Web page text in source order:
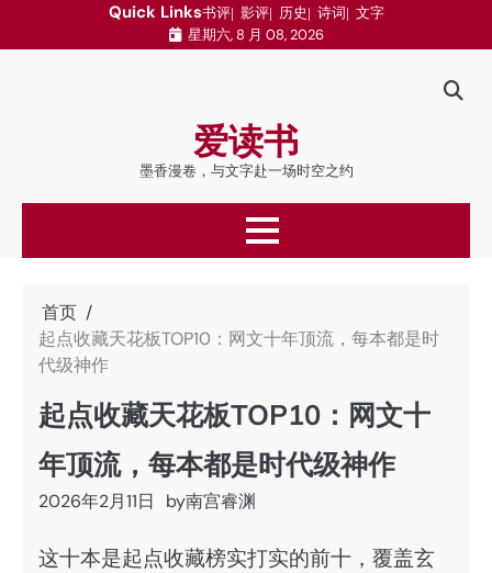
Quick Links书评 影评 历史 诗词 文字
星期六, 8 月 08, 2026
爱读书
墨香漫卷，与文字赴一场时空之约
首页
起点收藏天花板TOP10：网文十年顶流，每本都是时
代级神作
起点收藏天花板TOP10：网文十
年顶流，每本都是时代级神作
2026年2月11日 by南宫睿渊
这十本是起点收藏榜实打实的前十，覆盖玄